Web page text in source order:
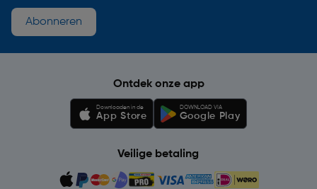
Abonneren
Ontdek onze app
Downloaden in de
App Store
DOWNLOAD VIA
Google Play
Veilige betaling